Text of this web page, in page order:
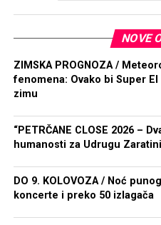
NOVE
ZIMSKA PROGNOZA /
fenomena: Ovako bi Super
zimu
“PETRČANE CLOSE 2026 –
humanosti za Udrugu
DO 9. KOLOVOZA / Noć
koncerte i preko 50 izlagača